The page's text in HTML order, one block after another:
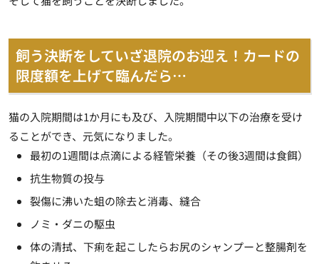
飼う決断をしていざ退院のお迎え！カードの
限度額を上げて臨んだら…
猫の入院期間は1か月にも及び、入院期間中以下の治療を受け
ることができ、 元気になりました。
最初の1週間は点滴による経管栄養（その後3週間は食餌）
抗生物質の投与
裂傷に沸いた蛆の除去と消毒、縫合
ノミ・ダニの駆虫
体の清拭、下痢を起こしたらお尻のシャンプーと整腸剤を